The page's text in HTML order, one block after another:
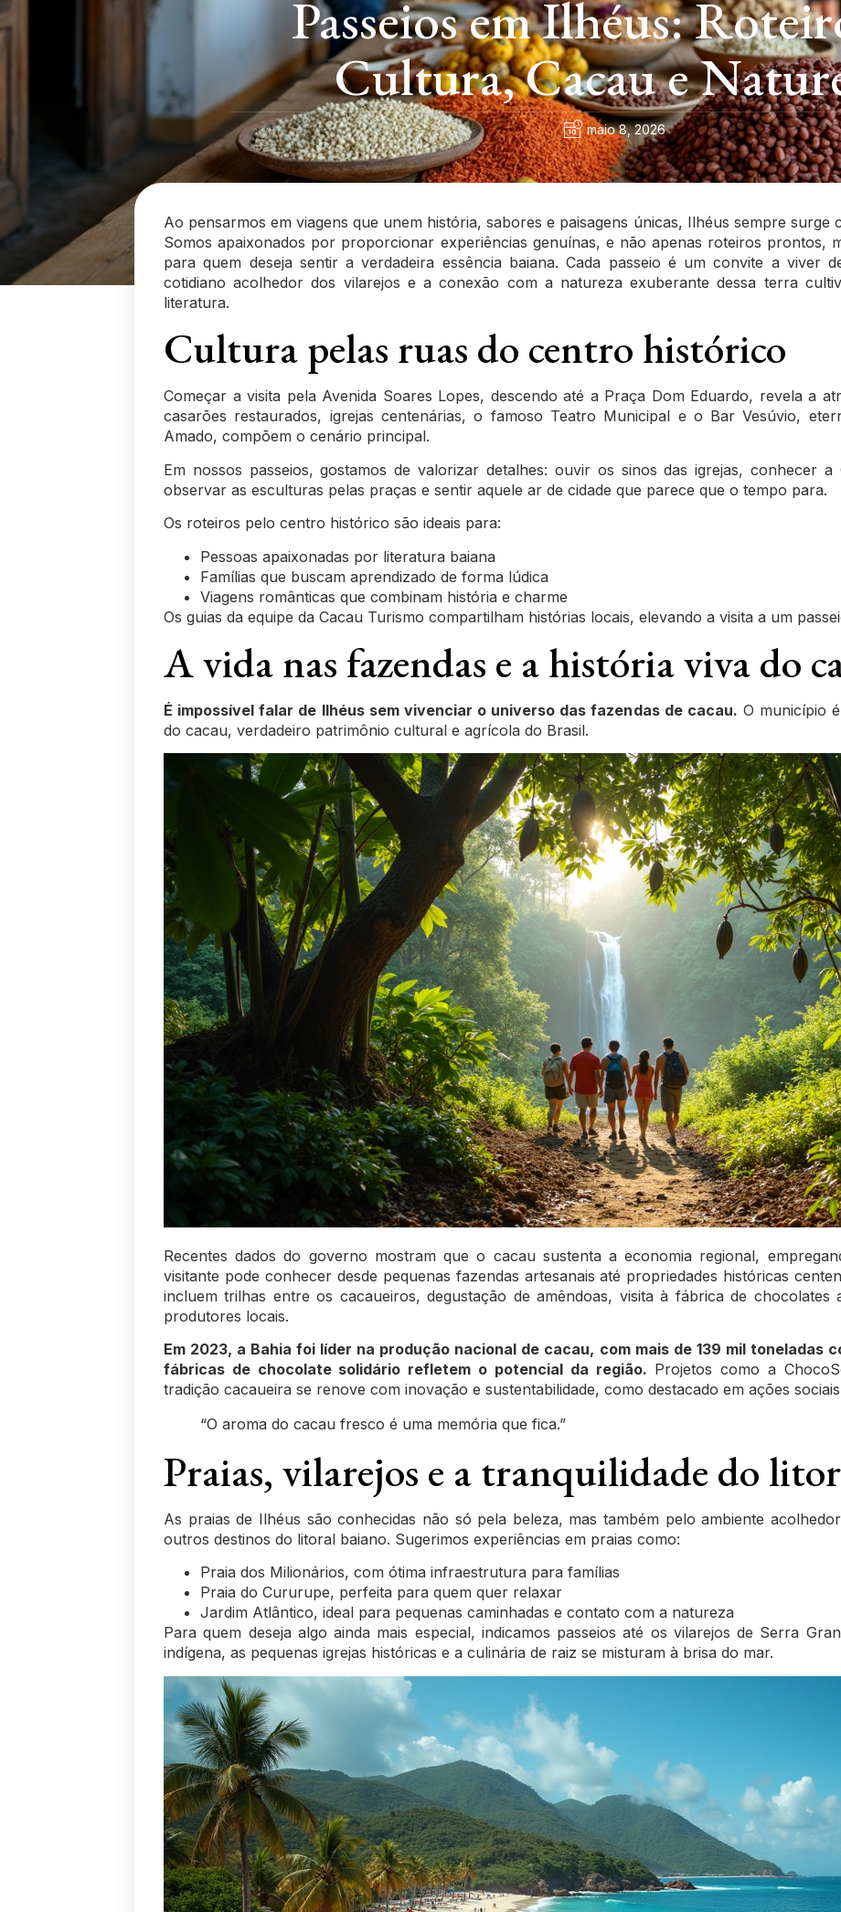
Passeios em Ilhéus:
Cultura, Cacau e
maio 8, 2026
Ao pensarmos em viagens que unem história, sabores e paisagens únicas, Ilhéus sempre surge
Somos apaixonados por proporcionar experiências genuínas, e não apenas roteiros prontos,
para quem deseja sentir a verdadeira essência baiana. Cada passeio é um convite a viver
cotidiano acolhedor dos vilarejos e a conexão com a natureza exuberante dessa terra
literatura.
Cultura pelas ruas do centro histórico
Começar a visita pela Avenida Soares Lopes, descendo até a Praça Dom Eduardo, revela a
casarões restaurados, igrejas centenárias, o famoso Teatro Municipal e o Bar Vesúvio,
Amado, compõem o cenário principal.
Em nossos passeios, gostamos de valorizar detalhes: ouvir os sinos das igrejas, conhecer
observar as esculturas pelas praças e sentir aquele ar de cidade que parece que o tempo para.
Os roteiros pelo centro histórico são ideais para:
Pessoas apaixonadas por literatura baiana
Famílias que buscam aprendizado de forma lúdica
Viagens românticas que combinam história e charme
Os guias da equipe da Cacau Turismo compartilham histórias locais, elevando a visita a um
A vida nas fazendas e a história viva do
É impossível falar de Ilhéus sem vivenciar o universo das fazendas de cacau. O município
do cacau, verdadeiro patrimônio cultural e agrícola do Brasil.
Recentesdados do governo mostram que o cacau sustenta a economia regional,
visitante pode conhecer desde pequenas fazendas artesanais até propriedades históricas
incluem trilhas entre os cacaueiros, degustação de amêndoas, visita à fábrica de chocolates
produtores locais.
Em 2023, a Bahia foi líder na produção nacional de cacau, com mais de 139 mil toneladas
fábricas de chocolate solidário refletem o potencial da região. Projetos como a
tradição cacaueira se renove com inovação e sustentabilidade, como destacado em ações
“O aroma do cacau fresco é uma memória que fica.”
Praias, vilarejos e a tranquilidade do
As praias de Ilhéus são conhecidas não só pela beleza, mas também pelo ambiente
outros destinos do litoral baiano. Sugerimos experiências em praias como:
Praia dos Milionários, com ótima infraestrutura para famílias
Praia do Cururupe, perfeita para quem quer relaxar
Jardim Atlântico, ideal para pequenas caminhadas e contato com a natureza
Para quem deseja algo ainda mais especial, indicamos passeios até os vilarejos de Serra
indígena, as pequenas igrejas históricas e a culinária de raiz se misturam à brisa do mar.